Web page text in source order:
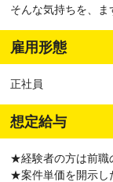
そんな気持ちを、ま
雇用形態
正社員
想定給与
★経験者の方は前職
★案件単価を開示し